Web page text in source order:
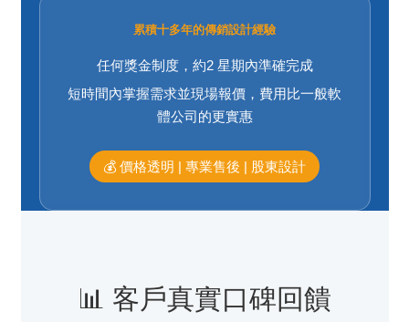
累積十多年的傳銷設計經驗
任何獎金制度，約2 星期內準確完成
短時間內掌握需求並現場報價，費用比一般軟
體公司的更實惠
💰 價格透明 | 專業售後 | 股東設計
📊 客戶真實口碑回饋